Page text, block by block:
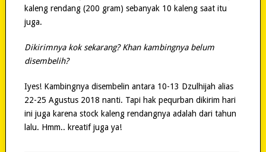
kaleng rendang (200 gram) sebanyak 10 kaleng saat itu
juga.
Dikirimnya kok sekarang? Khan kambingnya belum
disembelih?
Iyes! Kambingnya disembelin antara 10-13 Dzulhijah alias
22-25 Agustus 2018 nanti. Tapi hak pequrban dikirim hari
ini juga karena stock kaleng rendangnya adalah dari tahun
lalu. Hmm.. kreatif juga ya!